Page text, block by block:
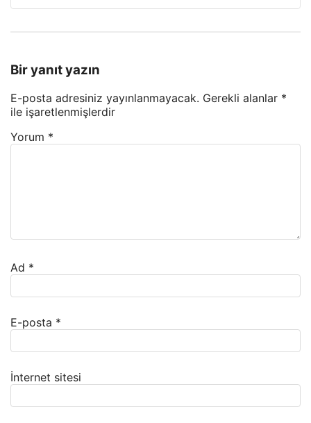
Bir yanıt yazın
E-posta adresiniz yayınlanmayacak. Gerekli alanlar *
ile işaretlenmişlerdir
Yorum *
Ad *
E-posta *
İnternet sitesi